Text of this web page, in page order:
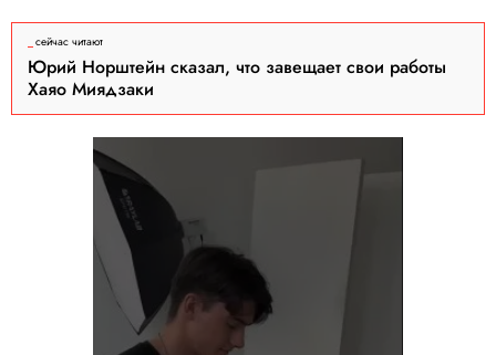
сейчас читают
Юрий Норштейн сказал, что завещает свои работы
Хаяо Миядзаки